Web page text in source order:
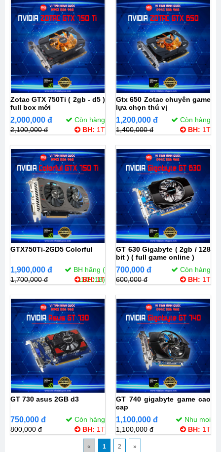
Zotac GTX 750Ti ( 2gb - d5 )
full box mới
2,000,000 đ
Còn hàng
2,100,000 đ
BH: 1T
Gtx 650 Zotac chuyên game
lựa chọn thú vị
1,200,000 đ
Còn hàng
1,400,000 đ
BH: 1T
GTX750Ti-2GD5 Colorful
1,900,000 đ
BH hãng (
11/2018)
1,700,000 đ BH:1T
GT 630 Gigabyte ( 2gb / 128
bit ) ( full game online )
700,000 đ
Còn hàng
600,000 đ
BH: 1T
GT 730 asus 2GB d3
750,000 đ
Còn hàng
800,000 đ
BH: 1T
GT 740 gigabyte game cao
cap
1,100,000 đ
Nhu moi
1,100,000 đ
BH: 1T
« 1 2 »